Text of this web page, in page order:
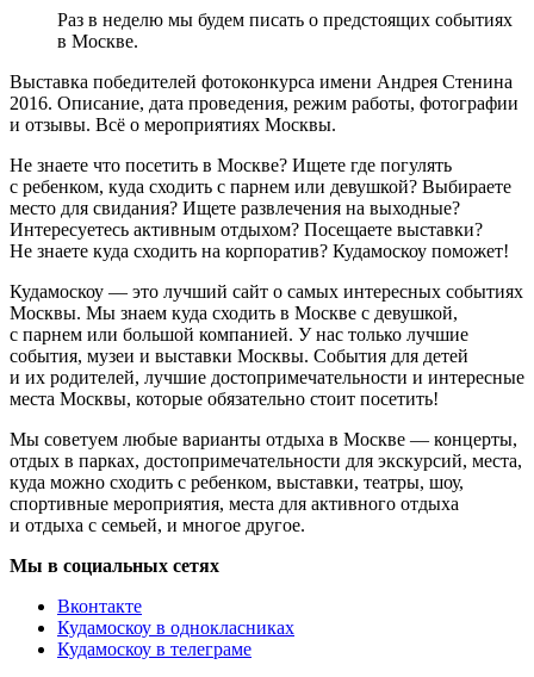
Раз в неделю мы будем писать о предстоящих событиях
в Москве.
Выставка победителей фотоконкурса имени Андрея Стенина
2016. Описание, дата проведения, режим работы, фотографии
и отзывы. Всё о мероприятиях Москвы.
Не знаете что посетить в Москве? Ищете где погулять
с ребенком, куда сходить с парнем или девушкой? Выбираете
место для свидания? Ищете развлечения на выходные?
Интересуетесь активным отдыхом? Посещаете выставки?
Не знаете куда сходить на корпоратив? Кудамоскоу поможет!
Кудамоскоу — это лучший сайт о самых интересных событиях
Москвы. Мы знаем куда сходить в Москве с девушкой,
с парнем или большой компанией. У нас только лучшие
события, музеи и выставки Москвы. События для детей
и их родителей, лучшие достопримечательности и интересные
места Москвы, которые обязательно стоит посетить!
Мы советуем любые варианты отдыха в Москве — концерты,
отдых в парках, достопримечательности для экскурсий, места,
куда можно сходить с ребенком, выставки, театры, шоу,
спортивные мероприятия, места для активного отдыха
и отдыха с семьей, и многое другое.
Мы в социальных сетях
Вконтакте
Кудамоскоу в однокласниках
Кудамоскоу в телеграме